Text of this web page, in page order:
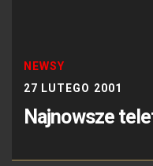
NEWSY
27 LUTEGO 2001
Najnowsze